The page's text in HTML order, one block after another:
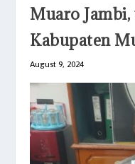
Muaro
Kabupaten
August 9, 2024